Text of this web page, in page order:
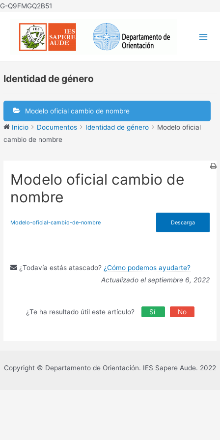
Ir
contenido
G-Q9FMGQ2B51
Identidad de género
Modelo oficial cambio de nombre
Inicio Documentos Identidad de género
Modelo oficial
cambio de nombre
Modelo oficial cambio de
nombre
Modelo-oficial-cambio-de-nombre Descarga
¿Todavía estás atascado? ¿Cómo podemos ayudarte?
Actualizado el septiembre 6, 2022
¿Te ha resultado útil este artículo? Sí No
Copyright © Departamento de Orientación. IES Sapere Aude. 2022